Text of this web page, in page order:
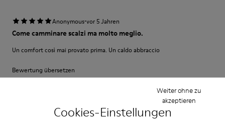
Cookies-Einstellungen
Weiter ohne zu
akzeptieren
Anonymous·vor 5 Jahren
Come camminare scalzi ma molto meglio.
Un comfort così mai provato prima. Un caldo abbraccio
Bewertung übersetzen
Einstellung
Klein